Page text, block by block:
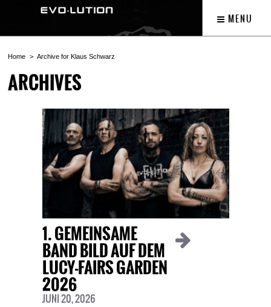
MENU
Home Archive for Klaus Schwarz
ARCHIVES
1. GEMEINSAME
BAND BILD AUF DEM
LUCY-FAIRS GARDEN
2026
JUNI 20, 2026